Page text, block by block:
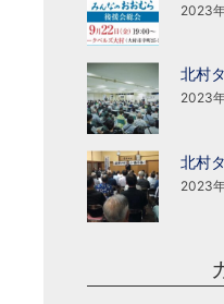
2023
北村
2023
北村
2023